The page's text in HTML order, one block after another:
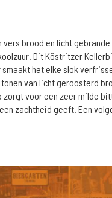
vers brood en licht
Dit Köstritzer
het elke slok
van licht geroosterd
zorgt voor een zeer milde
zachtheid geeft. Een